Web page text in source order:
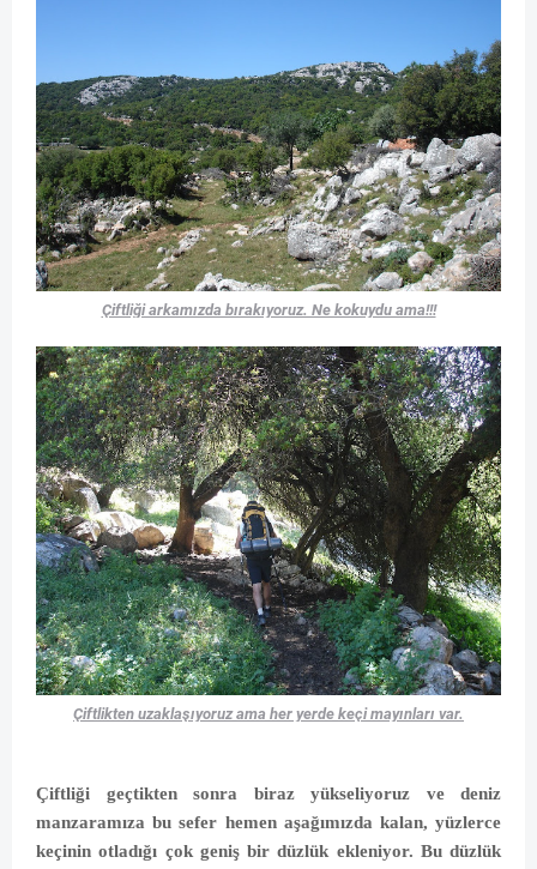
Çiftliği arkamızda bırakıyoruz. Ne kokuydu ama!!!
Çiftlikten uzaklaşıyoruz ama her yerde keçi mayınları var.
Çiftliği geçtikten sonra biraz yükseliyoruz ve deniz
manzaramıza bu sefer hemen aşağımızda kalan, yüzlerce
keçinin otladığı çok geniş bir düzlük ekleniyor. Bu düzlük